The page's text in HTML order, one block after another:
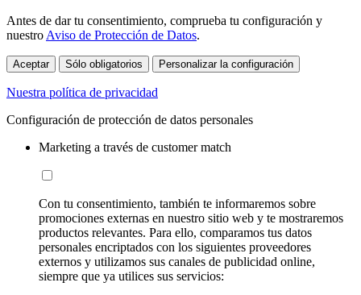
Antes de dar tu consentimiento, comprueba tu configuración y
nuestro Aviso de Protección de Datos.
Aceptar Sólo obligatorios Personalizar la configuración
Nuestra política de privacidad
Configuración de protección de datos personales
Marketing a través de customer match
Con tu consentimiento, también te informaremos sobre
promociones externas en nuestro sitio web y te mostraremos
productos relevantes. Para ello, comparamos tus datos
personales encriptados con los siguientes proveedores
externos y utilizamos sus canales de publicidad online,
siempre que ya utilices sus servicios: